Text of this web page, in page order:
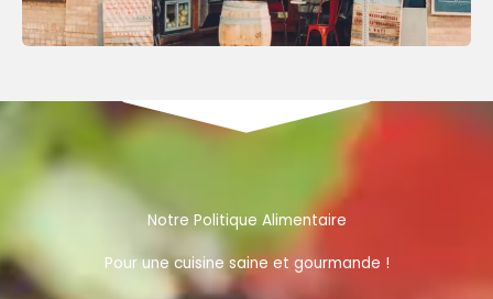
Notre Politique Alimentaire
Pour une cuisine saine et gourmande !